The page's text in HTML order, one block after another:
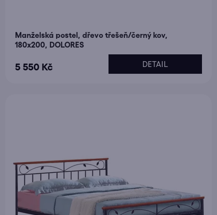
Manželská postel, dřevo třešeň/černý kov,
180x200, DOLORES
5 550 Kč DETAIL